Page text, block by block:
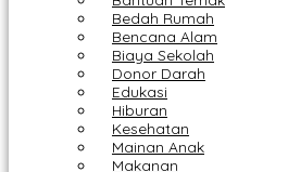
Bedah Rumah
Bencana Alam
Biaya Sekolah
Donor Darah
Edukasi
Hiburan
Kesehatan
Mainan Anak
Makanan